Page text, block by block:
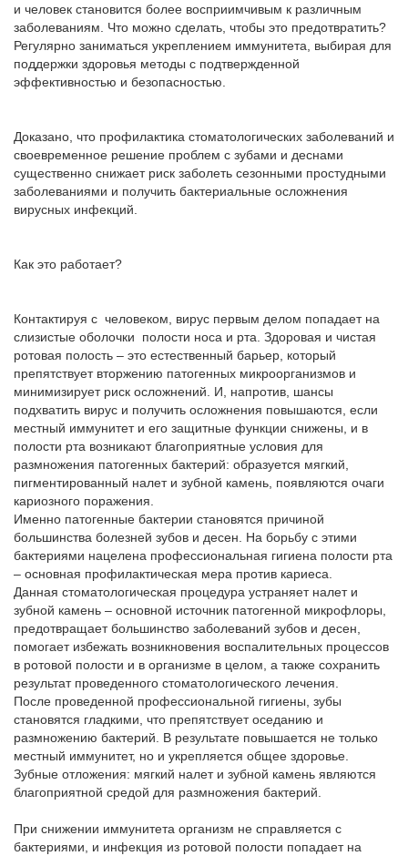
и человек становится более восприимчивым к различным
заболеваниям. Что можно сделать, чтобы это предотвратить?
Регулярно заниматься укреплением иммунитета, выбирая для
поддержки здоровья методы с подтвержденной
эффективностью и безопасностью.
Доказано, что профилактика стоматологических заболеваний и
своевременное решение проблем с зубами и деснами
существенно снижает риск заболеть сезонными простудными
заболеваниями и получить бактериальные осложнения
вирусных инфекций.
Как это работает?
Контактируя с человеком, вирус первым делом попадает на
слизистые оболочки полости носа и рта. Здоровая и чистая
ротовая полость – это естественный барьер, который
препятствует вторжению патогенных микроорганизмов и
минимизирует риск осложнений. И, напротив, шансы
подхватить вирус и получить осложнения повышаются, если
местный иммунитет и его защитные функции снижены, и в
полости рта возникают благоприятные условия для
размножения патогенных бактерий: образуется мягкий,
пигментированный налет и зубной камень, появляются очаги
кариозного поражения.
Именно патогенные бактерии становятся причиной
большинства болезней зубов и десен. На борьбу с этими
бактериями нацелена профессиональная гигиена полости рта
– основная профилактическая мера против кариеса.
Данная стоматологическая процедура устраняет налет и
зубной камень – основной источник патогенной микрофлоры,
предотвращает большинство заболеваний зубов и десен,
помогает избежать возникновения воспалительных процессов
в ротовой полости и в организме в целом, а также сохранить
результат проведенного стоматологического лечения.
После проведенной профессиональной гигиены, зубы
становятся гладкими, что препятствует оседанию и
размножению бактерий. В результате повышается не только
местный иммунитет, но и укрепляется общее здоровье.
Зубные отложения: мягкий налет и зубной камень являются
благоприятной средой для размножения бактерий.
При снижении иммунитета организм не справляется с
бактериями, и инфекция из ротовой полости попадает на